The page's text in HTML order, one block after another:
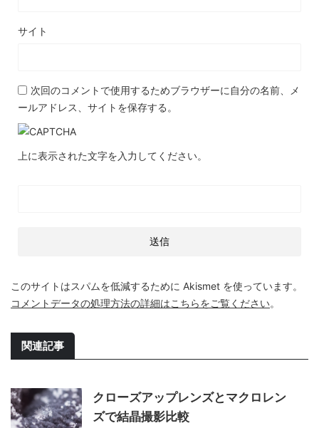
サイト
次回のコメントで使用するためブラウザーに自分の名前、メ
ールアドレス、サイトを保存する。
上に表示された文字を入力してください。
このサイトはスパムを低減するために Akismet を使っています。
コメントデータの処理方法の詳細はこちらをご覧ください。
関連記事
クローズアップレンズとマクロレン
ズで結晶撮影比較